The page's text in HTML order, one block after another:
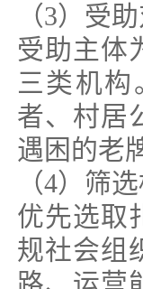
（3）受
受助主体
三类机构
者、村居
遇困的老
（4）筛
优先选取
规社会组